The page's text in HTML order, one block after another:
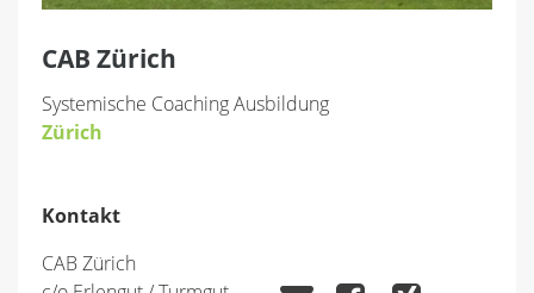
CAB Zürich
Systemische Coaching Ausbildung
Zürich
Kontakt
CAB Zürich